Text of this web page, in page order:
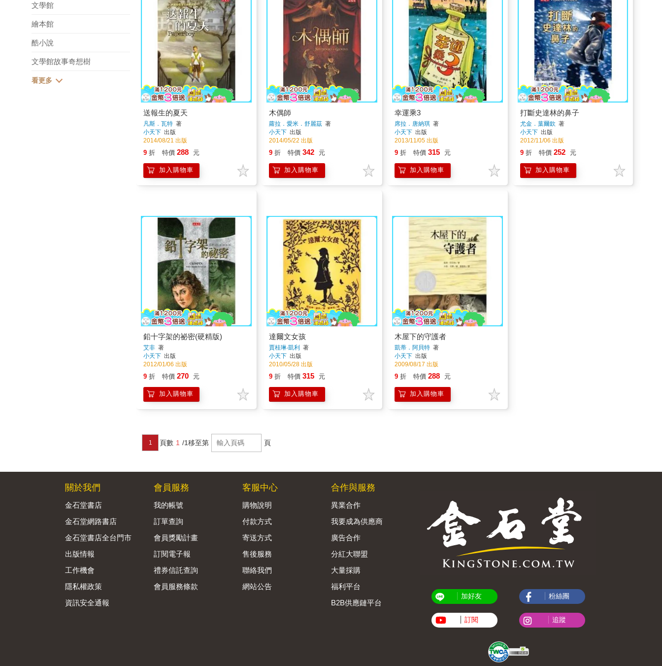
文學館
繪本館
酷小說
文學館故事奇想樹
送報生的夏天
凡斯．瓦特 著
小天下 出版
2014/08/21 出版
9 折 特價 288 元
加入購物車
木偶師
蘿拉．愛米．舒麗茲著
小天下 出版
2014/05/22 出版
9 折 特價 342 元
加入購物車
幸運乘3
席拉．唐納琪著
小天下 出版
2013/11/05 出版
9 折 特價 315 元
加入購物車
打斷史達林的鼻子
尤金．葉爾欽 著
小天下 出版
2012/11/06 出版
9 折 特價 252 元
加入購物車
鉛十字架的祕密(硬精版)
艾非 著
小天下 出版
2012/01/06 出版
9 折 特價 270 元
加入購物車
達爾文女孩
賈桂琳‧凱利
著
小天下 出版
2010/05/28 出版
9 折 特價 315 元
加入購物車
木屋下的守護者
凱蒂．阿貝特著
小天下 出版
2009/08/17 出版
9 折 特價 288 元
加入購物車
1 頁數 1 /1移至第 頁
關於我們
金石堂書店
金石堂網路書店
金石堂書店全台門市
出版情報
工作機會
隱私權政策
資訊安全通報
會員服務
我的帳號
訂單查詢
會員獎勵計畫
訂閱電子報
禮券信託查詢
會員服務條款
客服中心
購物說明
付款方式
寄送方式
售後服務
聯絡我們
網站公告
合作與服務
異業合作
我要成為供應商
廣告合作
分紅大聯盟
大量採購
福利平台
B2B供應鏈平台
加好友
訂閱
粉絲團
追蹤